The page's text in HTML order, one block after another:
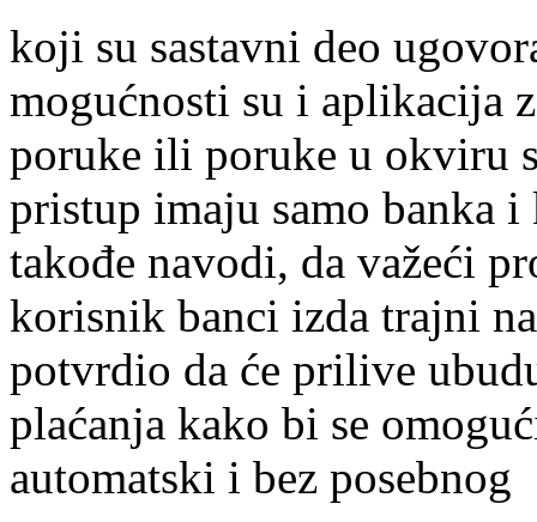
koji su sastavni deo
mogućnosti su i aplikacija
poruke ili poruke u okviru
pristup imaju samo banka
takođe navodi, da važeći
korisnik banci izda trajni
potvrdio da će prilive
plaćanja kako bi se
automatski i bez posebnog